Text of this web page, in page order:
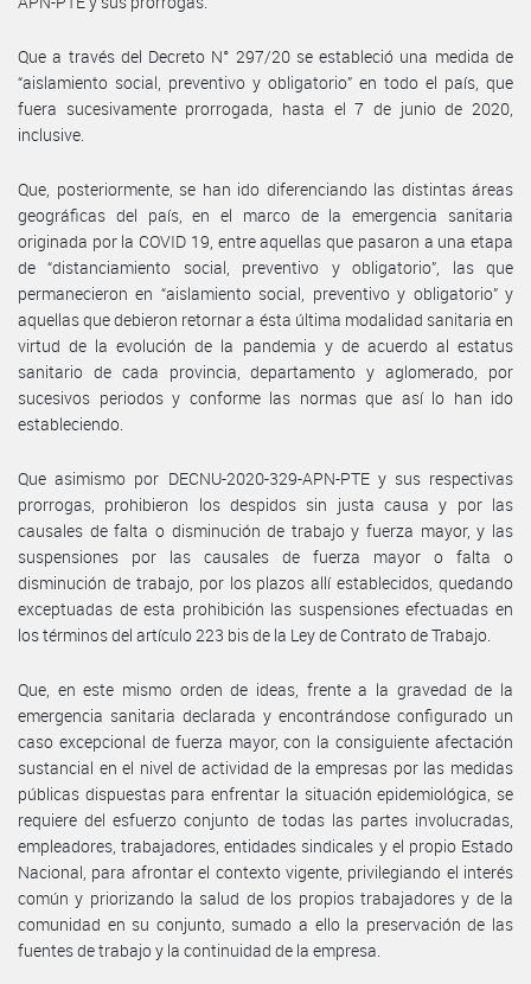
Que a través del Decreto N° 297/20 se estableció una medida de
“aislamiento social, preventivo y obligatorio” en todo el país, que
fuera sucesivamente prorrogada, hasta el 7 de junio de 2020,
inclusive.
Que, posteriormente, se han ido diferenciando las distintas áreas
geográficas del país, en el marco de la emergencia sanitaria
originada por la COVID 19, entre aquellas que pasaron a una etapa
de “distanciamiento social, preventivo y obligatorio”, las que
permanecieron en “aislamiento social, preventivo y obligatorio” y
aquellas que debieron retornar a ésta última modalidad sanitaria en
virtud de la evolución de la pandemia y de acuerdo al estatus
sanitario de cada provincia, departamento y aglomerado, por
sucesivos periodos y conforme las normas que así lo han ido
estableciendo.
Que asimismo por DECNU-2020-329-APN-PTE y sus respectivas
prorrogas, prohibieron los despidos sin justa causa y por las
causales de falta o disminución de trabajo y fuerza mayor, y las
suspensiones por las causales de fuerza mayor o falta o
disminución de trabajo, por los plazos allí establecidos, quedando
exceptuadas de esta prohibición las suspensiones efectuadas en
los términos del artículo 223 bis de la Ley de Contrato de Trabajo.
Que, en este mismo orden de ideas, frente a la gravedad de la
emergencia sanitaria declarada y encontrándose configurado un
caso excepcional de fuerza mayor, con la consiguiente afectación
sustancial en el nivel de actividad de la empresas por las medidas
públicas dispuestas para enfrentar la situación epidemiológica, se
requiere del esfuerzo conjunto de todas las partes involucradas,
empleadores, trabajadores, entidades sindicales y el propio Estado
Nacional, para afrontar el contexto vigente, privilegiando el interés
común y priorizando la salud de los propios trabajadores y de la
comunidad en su conjunto, sumado a ello la preservación de las
fuentes de trabajo y la continuidad de la empresa.